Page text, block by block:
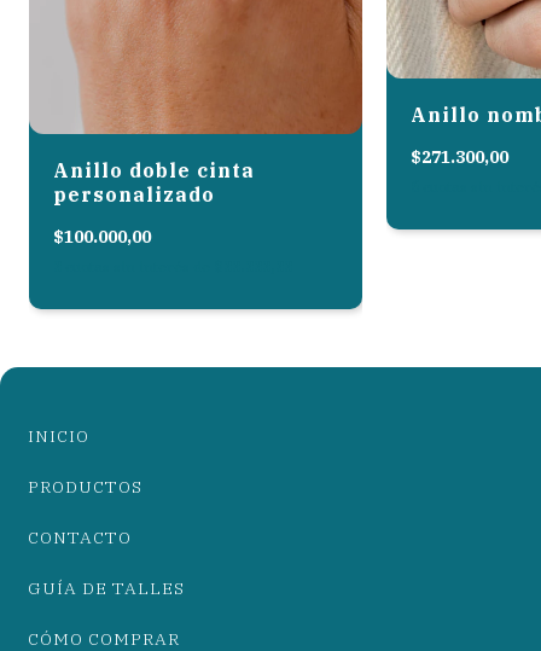
Anillo doble cinta
personalizado
$100.000,00
Anillo
$271.300,00
INICIO
PRODUCTOS
CONTACTO
GUÍA DE TALLES
CÓMO COMPRAR